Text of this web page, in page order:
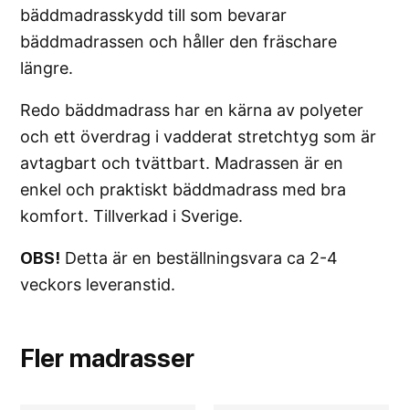
bäddmadrasskydd till som bevarar
bäddmadrassen och håller den fräschare
längre.
Redo bäddmadrass har en kärna av polyeter
och ett överdrag i vadderat stretchtyg som är
avtagbart och tvättbart. Madrassen är en
enkel och praktiskt bäddmadrass med bra
komfort. Tillverkad i Sverige.
OBS! Detta är en beställningsvara ca 2-4
veckors leveranstid.
Fler madrasser